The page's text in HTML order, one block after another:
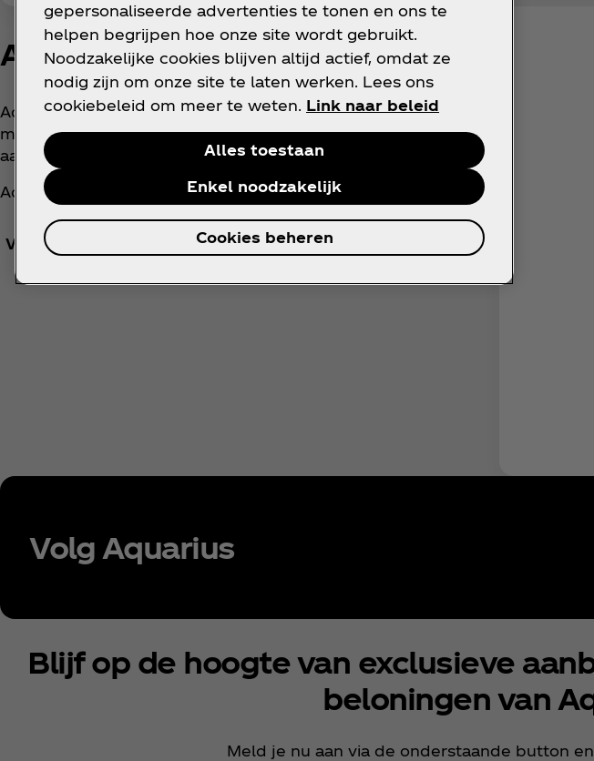
Aquarius Orange
Aquarius Orange is een verkwikkende dorstlesser
met een lekker frisse sinaasappelsmaak en
aangevuld met minerale zouten​.
Aquarius. Dagelijkse hydratatie.
Voedingswaarden bekijken
Volg Aquarius
Blijf op de hoogte van exclusieve
beloningen van
Meld je nu aan via de onderstaande button
gepersonaliseerde advertenties te tonen en ons te
helpen begrijpen hoe onze site wordt gebruikt.
Noodzakelijke cookies blijven altijd actief, omdat ze
nodig zijn om onze site te laten werken. Lees ons
cookiebeleid om meer te weten. Link naar beleid
Alles toestaan
Enkel noodzakelijk
Cookies beheren